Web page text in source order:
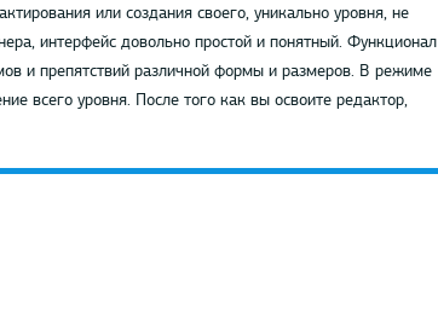
или создания своего, уникально уровня, не
интерфейс довольно простой и понятный. Функционал
и препятствий различной формы и размеров. В режиме
всего уровня. После того как вы освоите редактор,